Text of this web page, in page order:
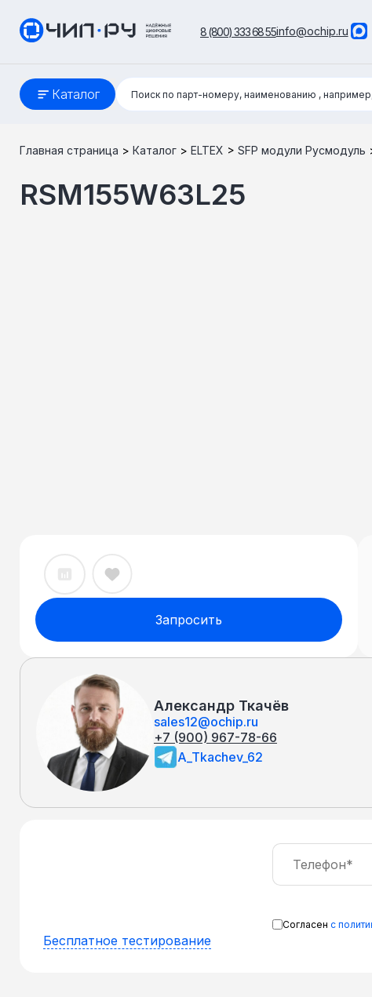
8 (800) 333 68 55info@ochip.ru
Каталог
Поиск:
Поиск по парт-номеру, наименованию ,
Главная страница > Каталог > ELTEX > SFP модули Русмодуль
RSM155W63L25
Запросить
Александр Ткачёв
sales12@ochip.ru
+7 (900) 967-78-66
A_Tkachev_62
Согласен с
Бесплатное тестирование